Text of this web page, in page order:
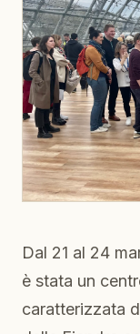
Dal 21 al 24
è stata un
caratterizzata